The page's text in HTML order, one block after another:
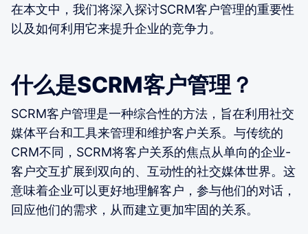
在本文中，我们将深入探讨SCRM客户管理的重要性
以及如何利用它来提升企业的竞争力。
什么是SCRM客户管理？
SCRM客户管理是一种综合性的方法，旨在利用社交
媒体平台和工具来管理和维护客户关系。与传统的
CRM不同，SCRM将客户关系的焦点从单向的企业-
客户交互扩展到双向的、互动性的社交媒体世界。这
意味着企业可以更好地理解客户，参与他们的对话，
回应他们的需求，从而建立更加牢固的关系。